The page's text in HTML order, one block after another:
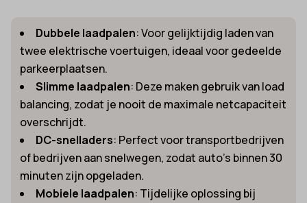
Dubbele laadpalen: Voor gelijktijdig laden van
twee elektrische voertuigen, ideaal voor gedeelde
parkeerplaatsen.
Slimme laadpalen: Deze maken gebruik van load
balancing, zodat je nooit de maximale netcapaciteit
overschrijdt.
DC-snelladers: Perfect voor transportbedrijven
of bedrijven aan snelwegen, zodat auto’s binnen 30
minuten zijn opgeladen.
Mobiele laadpalen: Tijdelijke oplossing bij